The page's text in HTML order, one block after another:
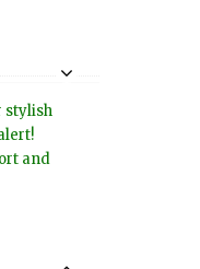
stylish
and